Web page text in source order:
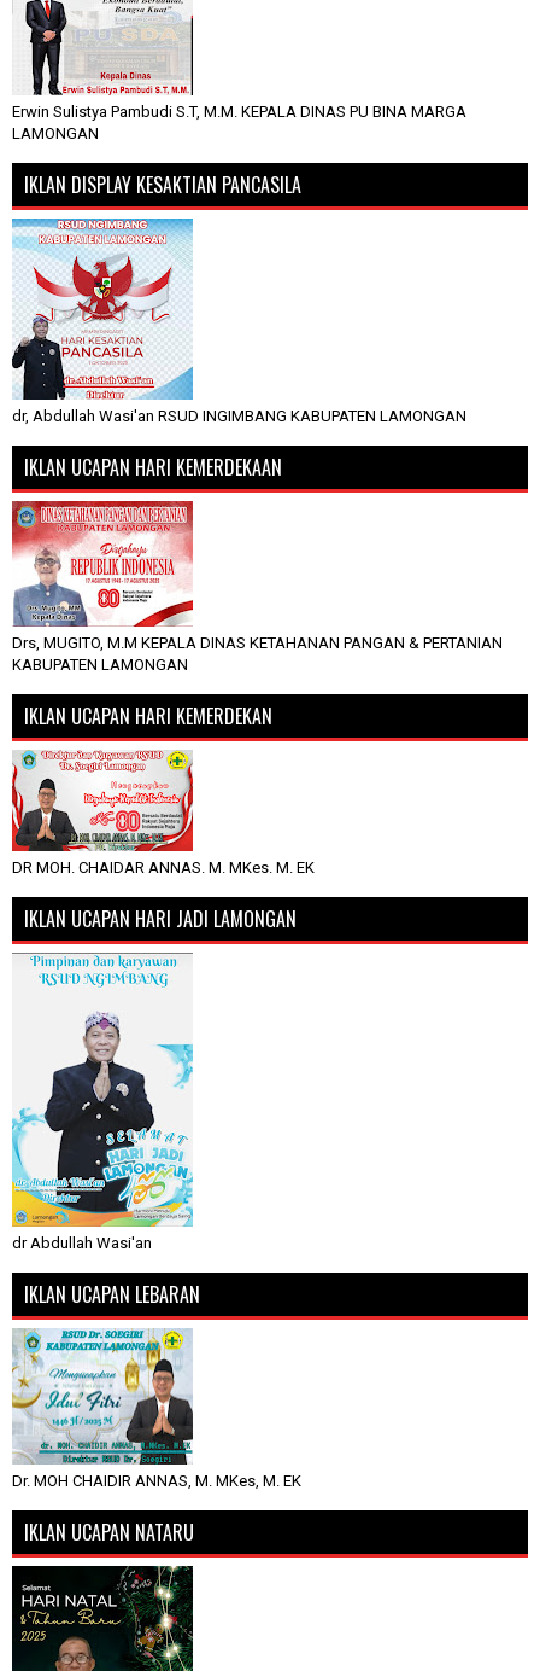
Erwin Sulistya Pambudi S.T, M.M. KEPALA DINAS PU BINA MARGA
LAMONGAN
IKLAN DISPLAY KESAKTIAN PANCASILA
dr, Abdullah Wasi'an RSUD INGIMBANG KABUPATEN LAMONGAN
IKLAN UCAPAN HARI KEMERDEKAAN
Drs, MUGITO, M.M KEPALA DINAS KETAHANAN PANGAN & PERTANIAN
KABUPATEN LAMONGAN
IKLAN UCAPAN HARI KEMERDEKAN
DR MOH. CHAIDAR ANNAS. M. MKes. M. EK
IKLAN UCAPAN HARI JADI LAMONGAN
dr Abdullah Wasi'an
IKLAN UCAPAN LEBARAN
Dr. MOH CHAIDIR ANNAS, M. MKes, M. EK
IKLAN UCAPAN NATARU